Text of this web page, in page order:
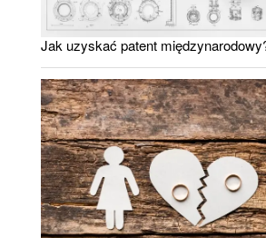
Jak uzyskać patent